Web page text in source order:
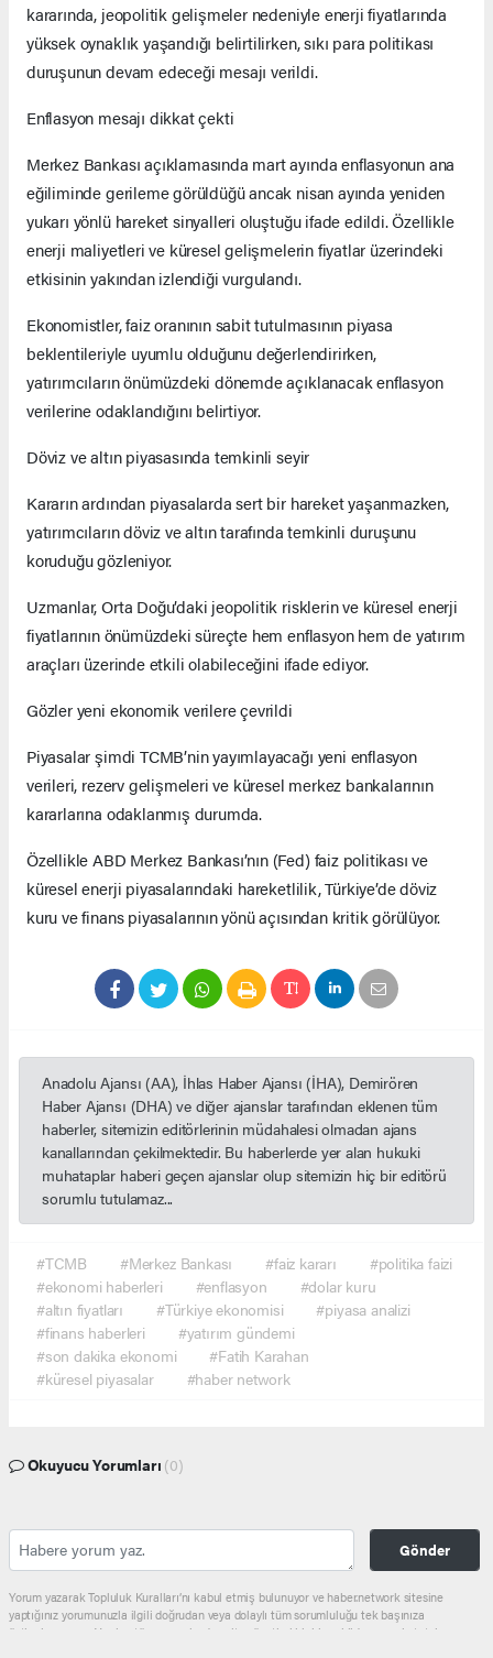
kararında, jeopolitik gelişmeler nedeniyle enerji fiyatlarında
yüksek oynaklık yaşandığı belirtilirken, sıkı para politikası
duruşunun devam edeceği mesajı verildi.
Enflasyon mesajı dikkat çekti
Merkez Bankası açıklamasında mart ayında enflasyonun ana
eğiliminde gerileme görüldüğü ancak nisan ayında yeniden
yukarı yönlü hareket sinyalleri oluştuğu ifade edildi. Özellikle
enerji maliyetleri ve küresel gelişmelerin fiyatlar üzerindeki
etkisinin yakından izlendiği vurgulandı.
Ekonomistler, faiz oranının sabit tutulmasının piyasa
beklentileriyle uyumlu olduğunu değerlendirirken,
yatırımcıların önümüzdeki dönemde açıklanacak enflasyon
verilerine odaklandığını belirtiyor.
Döviz ve altın piyasasında temkinli seyir
Kararın ardından piyasalarda sert bir hareket yaşanmazken,
yatırımcıların döviz ve altın tarafında temkinli duruşunu
koruduğu gözleniyor.
Uzmanlar, Orta Doğu’daki jeopolitik risklerin ve küresel enerji
fiyatlarının önümüzdeki süreçte hem enflasyon hem de yatırım
araçları üzerinde etkili olabileceğini ifade ediyor.
Gözler yeni ekonomik verilere çevrildi
Piyasalar şimdi TCMB’nin yayımlayacağı yeni enflasyon
verileri, rezerv gelişmeleri ve küresel merkez bankalarının
kararlarına odaklanmış durumda.
Özellikle ABD Merkez Bankası’nın (Fed) faiz politikası ve
küresel enerji piyasalarındaki hareketlilik, Türkiye’de döviz
kuru ve finans piyasalarının yönü açısından kritik görülüyor.
Anadolu Ajansı (AA), İhlas Haber Ajansı (İHA), Demirören
Haber Ajansı (DHA) ve diğer ajanslar tarafından eklenen tüm
haberler, sitemizin editörlerinin müdahalesi olmadan ajans
kanallarından çekilmektedir. Bu haberlerde yer alan hukuki
muhataplar haberi geçen ajanslar olup sitemizin hiç bir editörü
sorumlu tutulamaz...
#TCMB #Merkez Bankası #faiz kararı
#politika faizi
#ekonomi haberleri
#enflasyon
#dolar kuru
#altın fiyatları
#Türkiye ekonomisi
#piyasa analizi
#finans haberleri
#yatırım gündemi
#son dakika ekonomi
#Fatih Karahan
#küresel piyasalar
#haber network
Okuyucu Yorumları (0)
Gönder
Yorum yazarak Topluluk Kuralları’nı kabul etmiş bulunuyor ve haber.network sitesine
yaptığınız yorumunuzla ilgili doğrudan veya dolaylı tüm sorumluluğu tek başınıza
üstleniyorsunuz. Yazılan tüm yorumlardan site yönetimi hiçbir şekilde sorumlu tutulamaz.